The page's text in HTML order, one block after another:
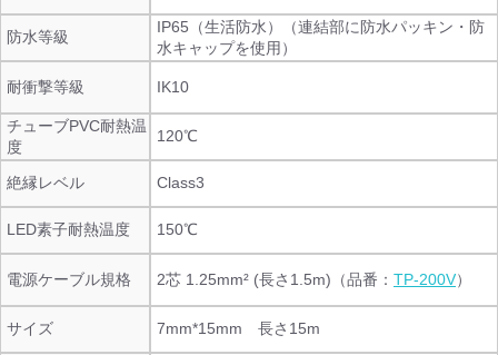
防水等級
IP65（生活防水）（連結部に防水パッキン・防
水キャップを使用）
耐衝撃等級 IK10
チューブPVC耐熱温
度
120℃
絶縁レベル Class3
LED素子耐熱温度 150℃
電源ケーブル規格 2芯 1.25mm² (長さ1.5m)（品番： TP-200V）
サイズ 7mm*15mm 長さ15m